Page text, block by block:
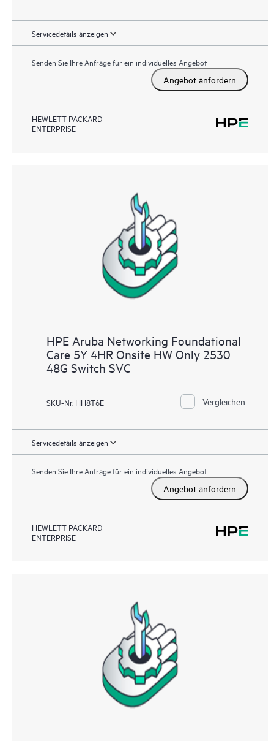
Servicedetails anzeigen
Senden Sie Ihre Anfrage für ein individuelles Angebot
Angebot anfordern
HEWLETT PACKARD
ENTERPRISE
HPE Aruba Networking Foundational
Care 5Y 4HR Onsite HW Only 2530
48G Switch SVC
SKU-Nr. HH8T6E Vergleichen
Servicedetails anzeigen
Senden Sie Ihre Anfrage für ein individuelles Angebot
Angebot anfordern
HEWLETT PACKARD
ENTERPRISE